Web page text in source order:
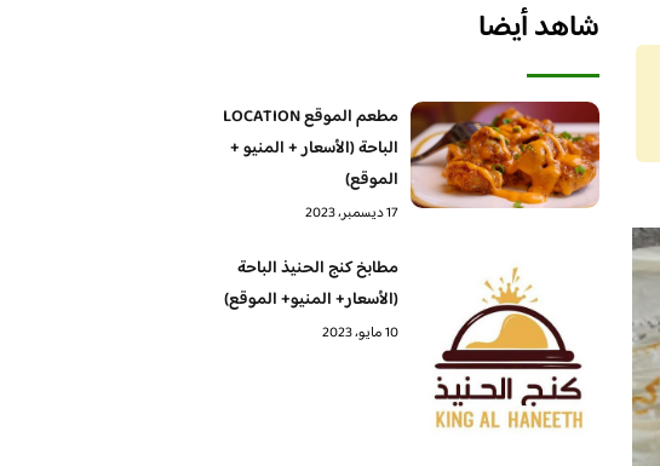
شاهد أيضا
مطعم الموقع LOCATION
الباحة (الأسعار + المنيو +
الموقع)
17 ديسمبر، 2023
مطابخ كنج الحنيذ الباحة
(الأسعار+ المنيو+ الموقع)
10 مايو، 2023